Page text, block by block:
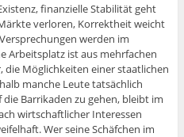
finanzielle Stabilität geht
verloren, Korrektheit weicht
werden im
Arbeitsplatz ist aus mehrfachen
Möglichkeiten einer staatlichen
manche Leute tatsächlich
Barrikaden zu gehen, bleibt im
wirtschaftlicher Interessen
Wer seine Schäfchen im